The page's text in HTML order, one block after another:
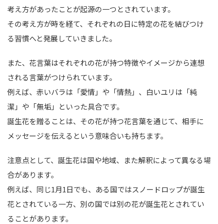
考え方があったことが起源の一つとされています。
その考え方が時を経て、それぞれの日に特定の花を結びつけ
る習慣へと発展していきました。
また、花言葉はそれぞれの花が持つ特徴やイメージから連想
される言葉がつけられています。
例えば、赤いバラは「愛情」や「情熱」、白いユリは「純
潔」や「無垢」といった具合です。
誕生花を贈ることは、その花が持つ花言葉を通じて、相手に
メッセージを伝えるという意味合いも持ちます。
注意点として、誕生花は国や地域、また解釈によって異なる場
合があります。
例えば、同じ1月1日でも、ある国ではスノードロップが誕生
花とされている一方、別の国では別の花が誕生花とされてい
ることがあります。